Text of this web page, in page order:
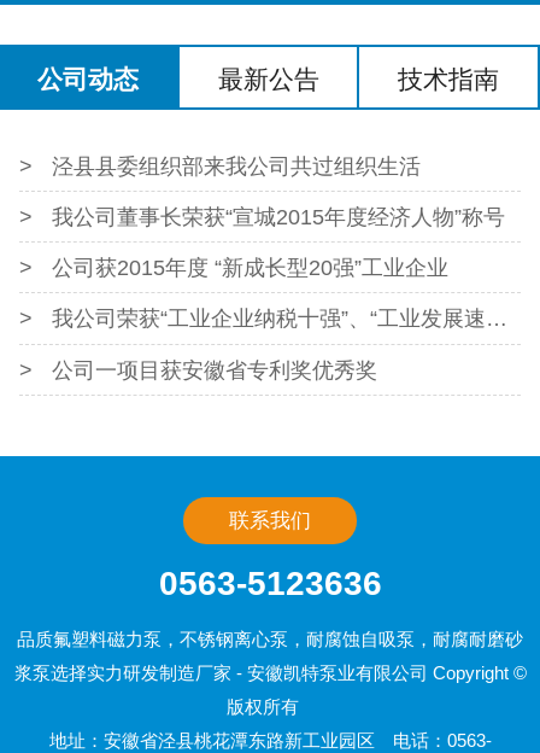
公司动态 最新公告 技术指南
泾县县委组织部来我公司共过组织生活
我公司董事长荣获“宣城2015年度经济人物”称号
公司获2015年度 “新成长型20强”工业企业
我公司荣获“工业企业纳税十强”、“工业发展速度奖”、科技创新奖
公司一项目获安徽省专利奖优秀奖
联系我们
0563-5123636
品质氟塑料磁力泵，不锈钢离心泵，耐腐蚀自吸泵，耐腐耐磨砂
浆泵选择实力研发制造厂家 - 安徽凯特泵业有限公司 Copyright ©
版权所有
地址：安徽省泾县桃花潭东路新工业园区 电话：0563-